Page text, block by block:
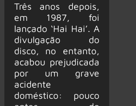
Três anos depois,
em 1987, foi
lançado ‘Hai Hai’. A
divulgação do
disco, no entanto,
acabou prejudicada
por um grave
acidente
doméstico: pouco